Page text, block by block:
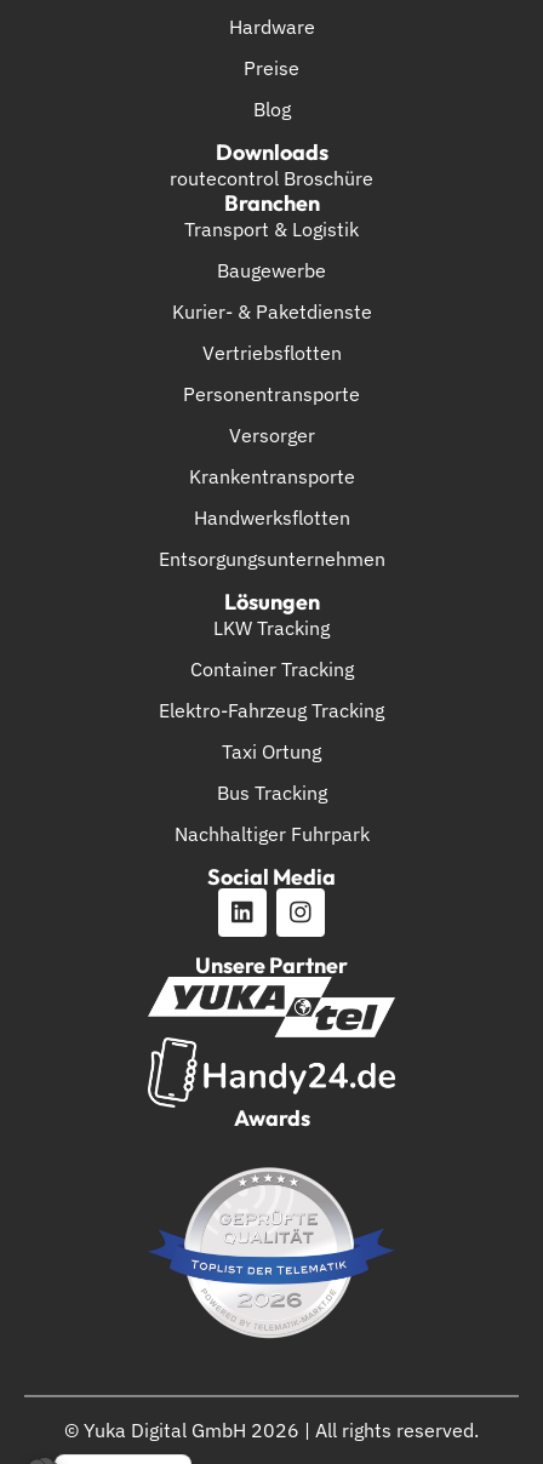
Hardware
Preise
Blog
Downloads
routecontrol Broschüre
Branchen
Transport & Logistik
Baugewerbe
Kurier- & Paketdienste
Vertriebsflotten
Personentransporte
Versorger
Krankentransporte
Handwerksflotten
Entsorgungsunternehmen
Lösungen
LKW Tracking
Container Tracking
Elektro-Fahrzeug Tracking
Taxi Ortung
Bus Tracking
Nachhaltiger Fuhrpark
Social Media
Unsere Partner
Awards
© Yuka Digital GmbH 2026 | All rights reserved.
English